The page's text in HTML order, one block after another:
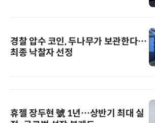
경찰 압수 코인, 두나무가 보관한다…
최종 낙찰자 선정
휴젤 장두현 號 1년…상반기 최대 실